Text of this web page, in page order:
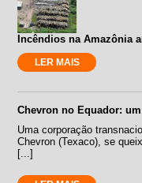
Incêndios na Amazônia
LER MAIS
Chevron no Equador:
Uma corporação
Chevron (Texaco), se
[...]